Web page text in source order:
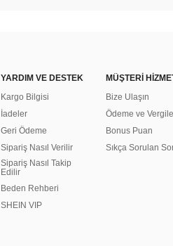
YARDIM VE DESTEK
Kargo Bilgisi
İadeler
Geri Ödeme
Sipariş Nasıl Verilir
Sipariş Nasıl Takip
Edilir
Beden Rehberi
SHEIN VIP
MÜŞTERİ
Bize Ulaşın
Ödeme ve
Bonus Puan
Sıkça Sorulan